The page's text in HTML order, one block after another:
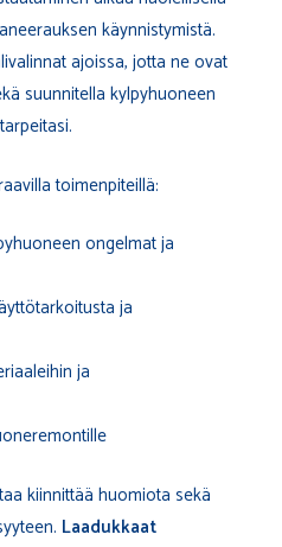
käynnistymistä.
ajoissa, jotta ne ovat
suunnitella kylpyhuoneen
toimenpiteillä:
ongelmat ja
ja
ja
kiinnittää huomiota sekä
Laadukkaat